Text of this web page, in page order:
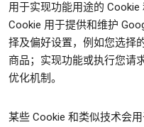
用于实现功能用途的
Cookie 用于提供和维护
择及偏好设置，例如您选择
商品；实现功能或执行您请
优化机制。
某些 Cookie 和类似技术会